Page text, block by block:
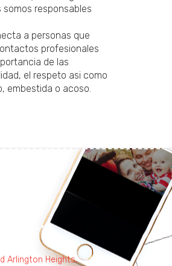
responsables
a personas que
profesionales
de las
el respeto asi­ como
embestida o acoso.
Arlington Heights,